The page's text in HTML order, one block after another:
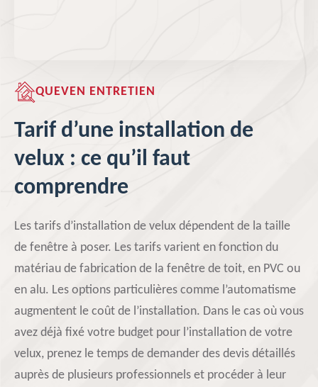
QUEVEN ENTRETIEN
Tarif d’une installation de
velux : ce qu’il faut
comprendre
Les tarifs d’installation de velux dépendent de la taille
de fenêtre à poser. Les tarifs varient en fonction du
matériau de fabrication de la fenêtre de toit, en PVC ou
en alu. Les options particulières comme l’automatisme
augmentent le coût de l’installation. Dans le cas où vous
avez déjà fixé votre budget pour l’installation de votre
velux, prenez le temps de demander des devis détaillés
auprès de plusieurs professionnels et procéder à leur